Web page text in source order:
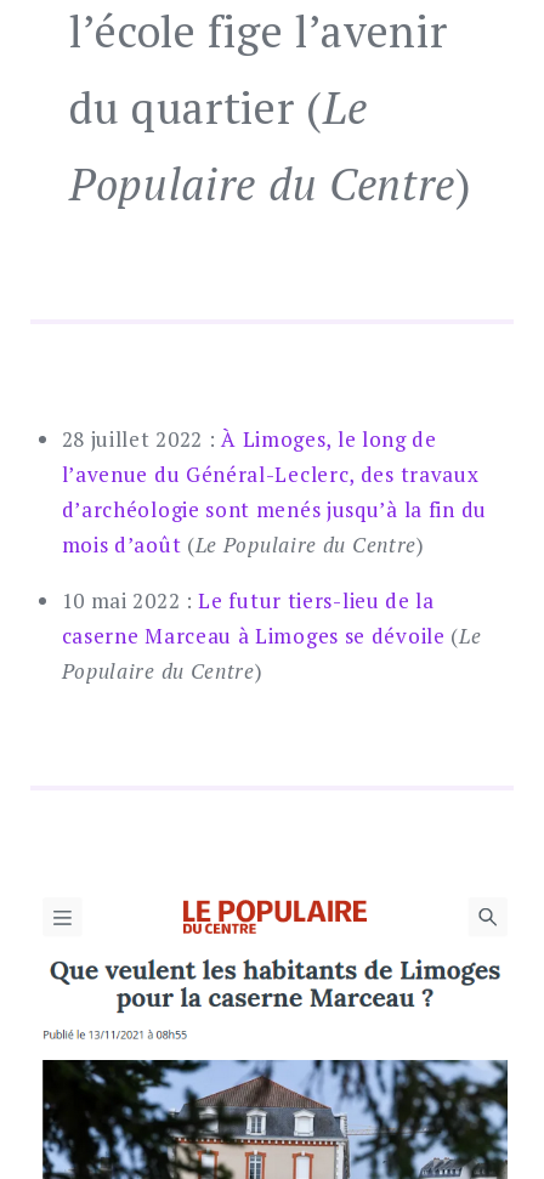
l’école fige l’avenir
du quartier (Le
Populaire du Centre)
28 juillet 2022 : À Limoges, le long de
l’avenue du Général-Leclerc, des travaux
d’archéologie sont menés jusqu’à la fin du
mois d’août (Le Populaire du Centre)
10 mai 2022 :Le futur tiers-lieu de la
caserne Marceau à Limoges se dévoile (Le
Populaire du Centre)